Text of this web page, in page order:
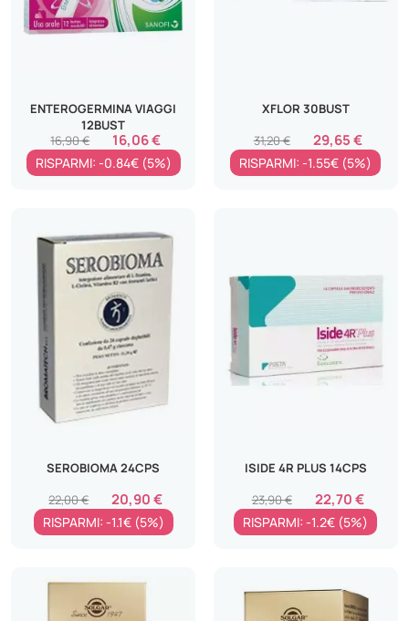
ENTEROGERMINA VIAGGI
12BUST
16,06 €
16,90 €
RISPARMI: -0.84€ (5%)
XFLOR 30BUST
29,65 €
31,20 €
RISPARMI: -1.55€ (5%)
SEROBIOMA 24CPS
20,90 €
22,00 €
RISPARMI: -1.1€ (5%)
ISIDE 4R PLUS 14CPS
22,70 €
23,90 €
RISPARMI: -1.2€ (5%)